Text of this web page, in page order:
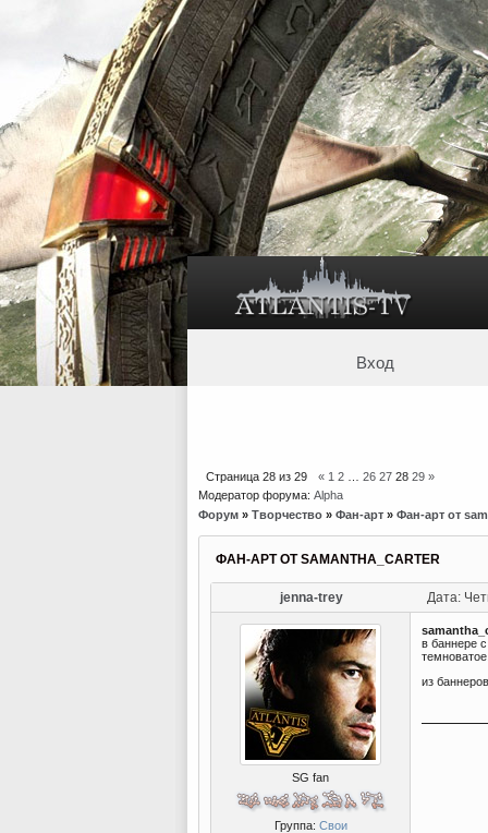
Вход
Страница 28 из 29 « 1 2 26 27 28 29 »
Модератор форума: Alpha
Форум » Творчество » Фан-арт » Фан-арт от
ФАН-АРТ ОТ SAMANTHA_CARTER
jenna-trey Дата:
SG fan
Группа: Свои
в баннере
темноватое.
из